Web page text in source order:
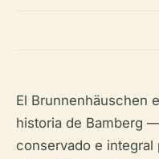
El Brunnenhäuschen
historia de Bamberg
conservado e integral